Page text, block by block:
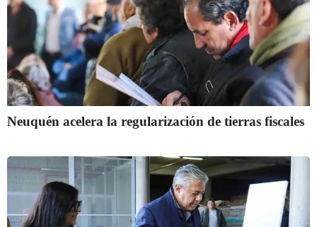
Neuquén acelera la regularización de tierras fiscales